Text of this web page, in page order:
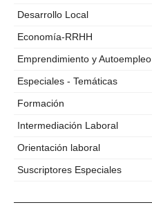
Desarrollo Local
Economía-RRHH
Emprendimiento y Autoempleo
Especiales - Temáticas
Formación
Intermediación Laboral
Orientación laboral
Suscriptores Especiales